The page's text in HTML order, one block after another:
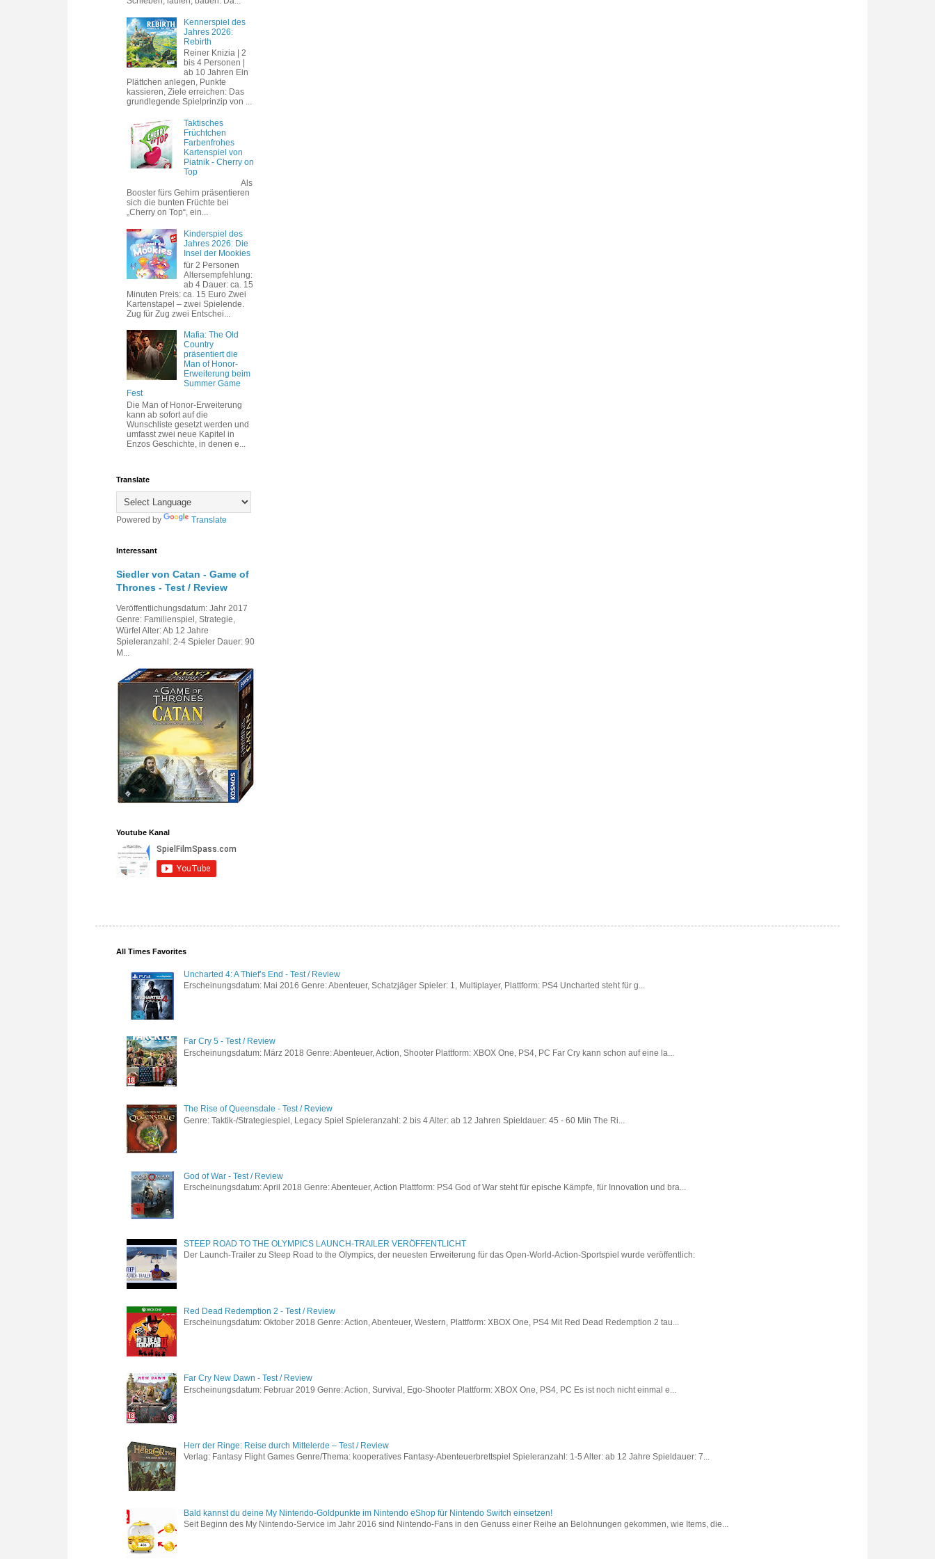
Kennerspiel des
Jahres 2026:
Rebirth
Reiner Knizia | 2
bis 4 Personen |
ab 10 Jahren Ein
Plättchen anlegen, Punkte
kassieren, Ziele erreichen: Das
grundlegende Spielprinzip von ...
Taktisches
Früchtchen
Farbenfrohes
Kartenspiel von
Piatnik - Cherry on
Top
Als
Booster fürs Gehirn präsentieren
sich die bunten Früchte bei
„Cherry on Top“, ein...
Kinderspiel des
Jahres 2026: Die
Insel der Mookies
für 2 Personen
Altersempfehlung:
ab 4 Dauer: ca. 15
Minuten Preis: ca. 15 Euro Zwei
Kartenstapel – zwei Spielende.
Zug für Zug zwei Entschei...
Mafia: The Old
Country
präsentiert die
Man of Honor-
Erweiterung beim
Summer Game
Fest
Die Man of Honor-Erweiterung
kann ab sofort auf die
Wunschliste gesetzt werden und
umfasst zwei neue Kapitel in
Enzos Geschichte, in denen e...
Translate
Powered by Translate
Interessant
Siedler von Catan - Game of
Thrones - Test / Review
Veröffentlichungsdatum: Jahr 2017
Genre: Familienspiel, Strategie,
Würfel Alter: Ab 12 Jahre
Spieleranzahl: 2-4 Spieler Dauer: 90
M...
Youtube Kanal
All Times Favorites
Uncharted 4: A Thief’s End - Test / Review
Erscheinungsdatum: Mai 2016 Genre: Abenteuer, Schatzjäger Spieler: 1, Multiplayer, Plattform: PS4 Uncharted steht für g...
Far Cry 5 - Test / Review
Erscheinungsdatum: März 2018 Genre: Abenteuer, Action, Shooter Plattform: XBOX One, PS4, PC Far Cry kann schon auf eine la...
The Rise of Queensdale - Test / Review
Genre: Taktik-/Strategiespiel, Legacy Spiel Spieleranzahl: 2 bis 4 Alter: ab 12 Jahren Spieldauer: 45 - 60 Min The Ri...
God of War - Test / Review
Erscheinungsdatum: April 2018 Genre: Abenteuer, Action Plattform: PS4 God of War steht für epische Kämpfe, für Innovation und bra...
STEEP ROAD TO THE OLYMPICS LAUNCH-TRAILER VERÖFFENTLICHT
Der Launch-Trailer zu Steep Road to the Olympics, der neuesten Erweiterung für das Open-World-Action-Sportspiel wurde veröffentlich:
Red Dead Redemption 2 - Test / Review
Erscheinungsdatum: Oktober 2018 Genre: Action, Abenteuer, Western, Plattform: XBOX One, PS4 Mit Red Dead Redemption 2 tau...
Far Cry New Dawn - Test / Review
Erscheinungsdatum: Februar 2019 Genre: Action, Survival, Ego-Shooter Plattform: XBOX One, PS4, PC Es ist noch nicht einmal e...
Herr der Ringe: Reise durch Mittelerde – Test / Review
Verlag: Fantasy Flight Games Genre/Thema: kooperatives Fantasy-Abenteuerbrettspiel Spieleranzahl: 1-5 Alter: ab 12 Jahre Spieldauer: 7...
Bald kannst du deine My Nintendo-Goldpunkte im Nintendo eShop für Nintendo Switch einsetzen!
Seit Beginn des My Nintendo-Service im Jahr 2016 sind Nintendo-Fans in den Genuss einer Reihe an Belohnungen gekommen, wie Items, die...